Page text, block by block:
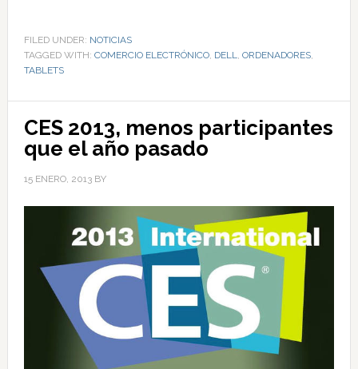
FILED UNDER: NOTICIAS
TAGGED WITH: COMERCIO ELECTRÓNICO, DELL, ORDENADORES,
TABLETS
CES 2013, menos participantes
que el año pasado
15 ENERO, 2013BY